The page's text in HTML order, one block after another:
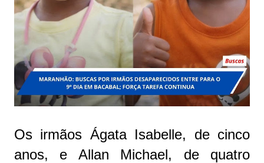
Os irmãos Ágata Isabelle, de cinco
anos, e Allan Michael, de quatro